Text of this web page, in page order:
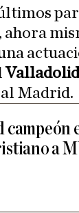
Valladolid
Madrid.
a